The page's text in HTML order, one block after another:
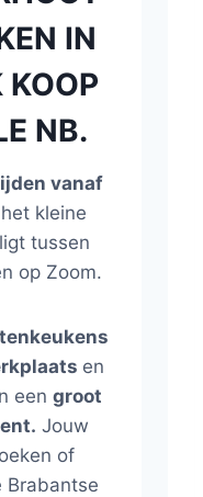
IN
NB.
vanaf
kleine
tussen
op Zoom.
en
een groot
Jouw
of
Brabantse